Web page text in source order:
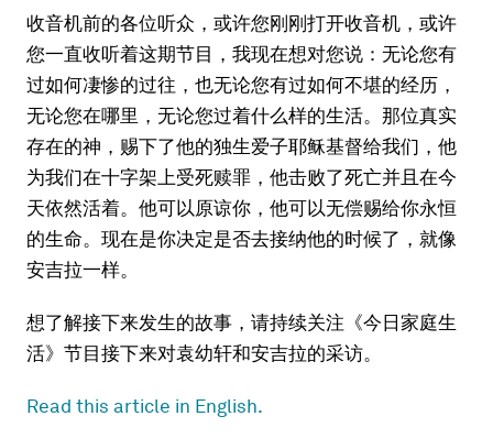
收音机前的各位听众，或许您刚刚打开收音机，或许
您一直收听着这期节目，我现在想对您说：无论您有
过如何凄惨的过往，也无论您有过如何不堪的经历，
无论您在哪里，无论您过着什么样的生活。那位真实
存在的神，赐下了他的独生爱子耶稣基督给我们，他
为我们在十字架上受死赎罪，他击败了死亡并且在今
天依然活着。他可以原谅你，他可以无偿赐给你永恒
的生命。现在是你决定是否去接纳他的时候了，就像
安吉拉一样。
想了解接下来发生的故事，请持续关注《今日家庭生
活》节目接下来对袁幼轩和安吉拉的采访。
Read this article in English.